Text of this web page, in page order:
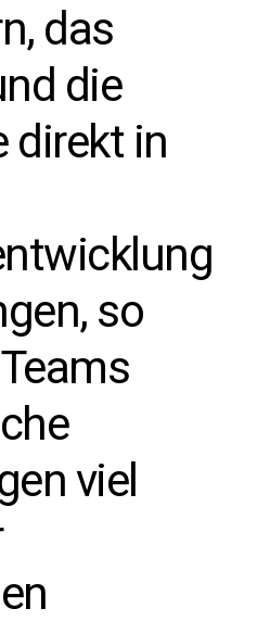
das
die
direkt in
so
viel